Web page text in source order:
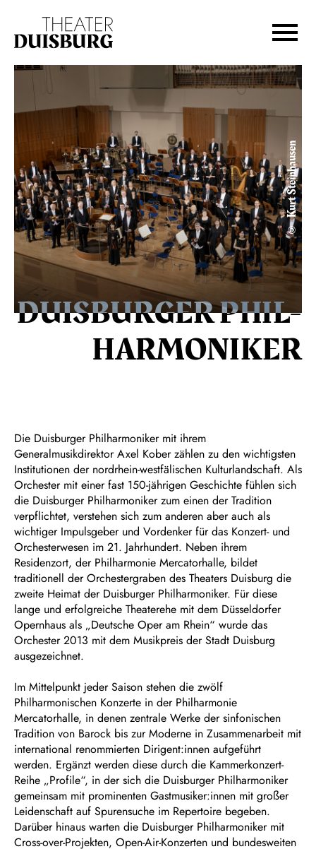
Zur Hauptnavigation springen
Zum Footer springen
© Kurt Steinhausen
DUIS­BURGER PHIL­
HARMON­IKER
Die Duisburger Philharmoniker mit ihrem
Generalmusikdirektor Axel Kober zählen zu den wichtigsten
Institutionen der nordrhein-westfälischen Kulturlandschaft. Als
Orchester mit einer fast 150-jährigen Geschichte fühlen sich
die Duisburger Philharmoniker zum einen der Tradition
verpflichtet, verstehen sich zum anderen aber auch als
wichtiger Impulsgeber und Vordenker für das Konzert- und
Orchesterwesen im 21. Jahrhundert. Neben ihrem
Residenzort, der Philharmonie Mercatorhalle, bildet
traditionell der Orchestergraben des Theaters Duisburg die
zweite Heimat der Duisburger Philharmoniker. Für diese
lange und erfolgreiche Theaterehe mit dem Düsseldorfer
Opernhaus als „Deutsche Oper am Rhein“ wurde das
Orchester 2013 mit dem Musikpreis der Stadt Duisburg
ausgezeichnet.
Im Mittelpunkt jeder Saison stehen die zwölf
Philharmonischen Konzerte in der Philharmonie
Mercatorhalle, in denen zentrale Werke der sinfonischen
Tradition von Barock bis zur Moderne in Zusammenarbeit mit
international renommierten Dirigent:innen aufgeführt
werden. Ergänzt werden diese durch die Kammerkonzert-
Reihe „Profile“, in der sich die Duisburger Philharmoniker
gemeinsam mit prominenten Gastmusiker:innen mit großer
Leidenschaft auf Spurensuche im Repertoire begeben.
Darüber hinaus warten die Duisburger Philharmoniker mit
Cross-over-Projekten, Open-Air-Konzerten und bundesweiten